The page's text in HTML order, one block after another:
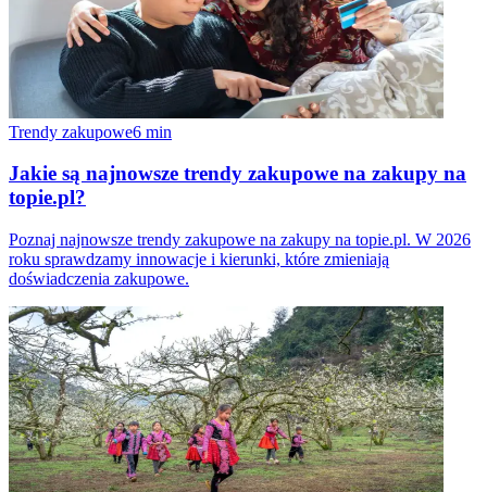
Trendy zakupowe6 min
Jakie są najnowsze trendy zakupowe na zakupy na
topie.pl?
Poznaj najnowsze trendy zakupowe na zakupy na topie.pl. W 2026
roku sprawdzamy innowacje i kierunki, które zmieniają
doświadczenia zakupowe.